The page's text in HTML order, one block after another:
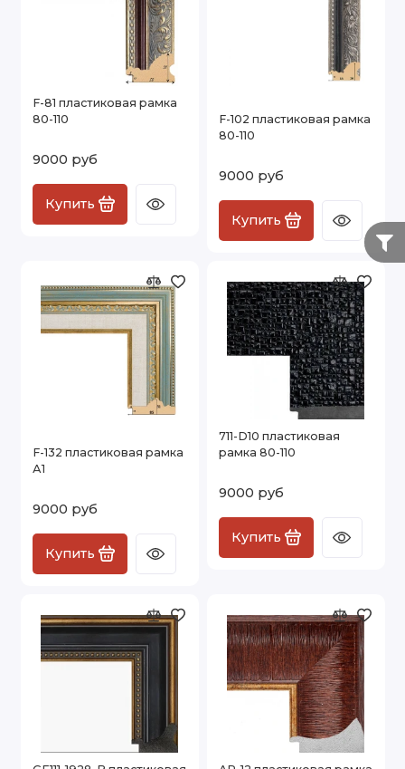
F-81 пластиковая рамка
80-110
9000 руб
Купить
F-102 пластиковая рамка
80-110
9000 руб
Купить
F-132 пластиковая рамка
А1
9000 руб
Купить
711-D10 пластиковая
рамка 80-110
9000 руб
Купить